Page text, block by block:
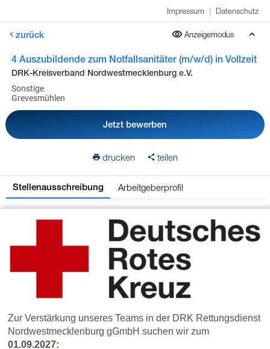
Impressum | Datenschutz
zurück Anzeigemodus
4 Auszubildende zum Notfallsanitäter (m/w/d) in Vollzeit
DRK-Kreisverband Nordwestmecklenburg e.V.
Sonstige
Grevesmühlen
Jetzt bewerben
drucken teilen
Stellenausschreibung Arbeitgeberprofil